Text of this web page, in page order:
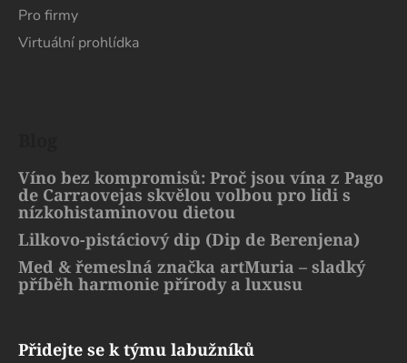
Pro firmy
Virtuální prohlídka
Víno bez kompromisů: Proč jsou vína z Pago
de Carraovejas skvělou volbou pro lidi s
nízkohistaminovou dietou
Lilkovo-pistáciový dip (Dip de Berenjena)
Med & řemeslná značka artMuria – sladký
příběh harmonie přírody a luxusu
Přidejte se k týmu labužníků